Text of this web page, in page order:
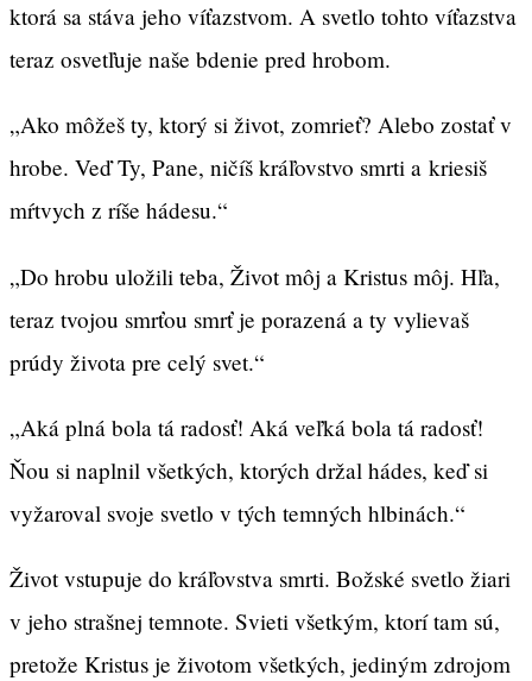
ktorá sa stáva jeho víťazstvom. A svetlo tohto víťazstva
teraz osvetľuje naše bdenie pred hrobom.
„Ako môžeš ty, ktorý si život, zomrieť? Alebo zostať v
hrobe. Veď Ty, Pane, ničíš kráľovstvo smrti a kriesiš
mŕtvych z ríše hádesu.“
„Do hrobu uložili teba, Život môj a Kristus môj. Hľa,
teraz tvojou smrťou smrť je porazená a ty vylievaš
prúdy života pre celý svet.“
„Aká plná bola tá radosť! Aká veľká bola tá radosť!
Ňou si naplnil všetkých, ktorých držal hádes, keď si
vyžaroval svoje svetlo v tých temných hlbinách.“
Život vstupuje do kráľovstva smrti. Božské svetlo žiari
v jeho strašnej temnote. Svieti všetkým, ktorí tam sú,
pretože Kristus je životom všetkých, jediným zdrojom